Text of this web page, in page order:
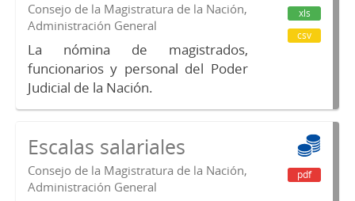
Consejo de la Magistratura de la Nación,
Administración General
La nómina de magistrados,
funcionarios y personal del Poder
Judicial de la Nación.
xls
csv
Escalas salariales
Consejo de la Magistratura de la Nación,
Administración General
pdf